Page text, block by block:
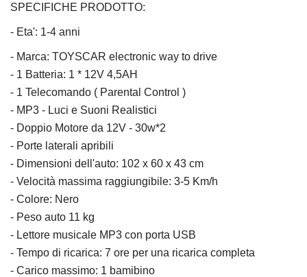
SPECIFICHE PRODOTTO:
- Eta': 1-4 anni
- Marca: TOYSCAR electronic way to drive
- 1 Batteria: 1 * 12V 4,5AH
- 1 Telecomando ( Parental Control )
- MP3 - Luci e Suoni Realistici
- Doppio Motore da 12V - 30w*2
- Porte laterali apribili
- Dimensioni dell'auto: 102 x 60 x 43 cm
- Velocità massima raggiungibile: 3-5 Km/h
- Colore: Nero
- Peso auto 11 kg
- Lettore musicale MP3 con porta USB
- Tempo di ricarica: 7 ore per una ricarica completa
- Carico massimo: 1 bamibino